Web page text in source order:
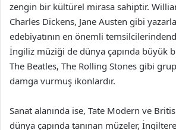
zengin bir kültürel mirasa sahiptir.
Charles Dickens, Jane Austen gibi
edebiyatının en önemli
İngiliz müziği de dünya çapında büyük
The Beatles, The Rolling Stones gibi
damga vurmuş ikonlardır.
Sanat alanında ise, Tate Modern ve
dünya çapında tanınan müzeler,